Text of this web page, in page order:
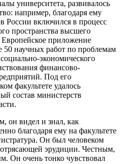
университета, развивалось
например, благодаря ему
России включился в процесс
пространства высшего
Европейское приложение
научных работ по проблемам
экономического
финансово-
Под его
факультете удалось
состав министерств
он видел и знал, как
благодаря ему на факультете
Он был человеком
эрудиции. Честным,
Он очень тонко чувствовал